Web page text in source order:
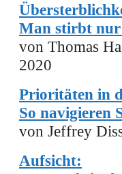
Man stirbt nur
von Thomas
2020
Prioritäten in
So navigieren
von Jeffrey
Aufsicht: